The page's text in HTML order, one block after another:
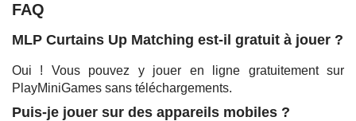
FAQ
MLP Curtains Up Matching est-il gratuit à jouer ?
Oui ! Vous pouvez y jouer en ligne gratuitement sur
PlayMiniGames sans téléchargements.
Puis-je jouer sur des appareils mobiles ?